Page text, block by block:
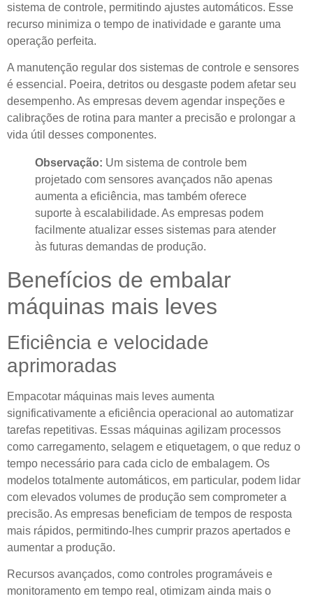
sistema de controle, permitindo ajustes automáticos. Esse
recurso minimiza o tempo de inatividade e garante uma
operação perfeita.
A manutenção regular dos sistemas de controle e sensores
é essencial. Poeira, detritos ou desgaste podem afetar seu
desempenho. As empresas devem agendar inspeções e
calibrações de rotina para manter a precisão e prolongar a
vida útil desses componentes.
Observação: Um sistema de controle bem
projetado com sensores avançados não apenas
aumenta a eficiência, mas também oferece
suporte à escalabilidade. As empresas podem
facilmente atualizar esses sistemas para atender
às futuras demandas de produção.
Benefícios de embalar
máquinas mais leves
Eficiência e velocidade
aprimoradas
Empacotar máquinas mais leves aumenta
significativamente a eficiência operacional ao automatizar
tarefas repetitivas. Essas máquinas agilizam processos
como carregamento, selagem e etiquetagem, o que reduz o
tempo necessário para cada ciclo de embalagem. Os
modelos totalmente automáticos, em particular, podem lidar
com elevados volumes de produção sem comprometer a
precisão. As empresas beneficiam de tempos de resposta
mais rápidos, permitindo-lhes cumprir prazos apertados e
aumentar a produção.
Recursos avançados, como controles programáveis ​​e
monitoramento em tempo real, otimizam ainda mais o